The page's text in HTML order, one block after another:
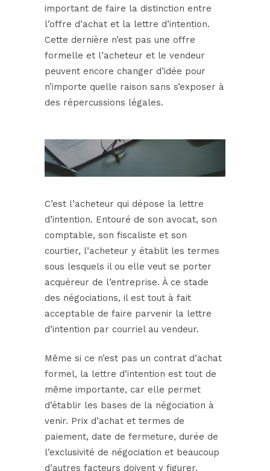
important de faire la distinction entre
l’offre d’achat et la lettre d’intention.
Cette dernière n’est pas une offre
formelle et l’acheteur et le vendeur
peuvent encore changer d’idée pour
n’importe quelle raison sans s’exposer à
des répercussions légales.
C’est l’acheteur qui dépose la lettre
d’intention. Entouré de son avocat, son
comptable, son fiscaliste et son
courtier, l’acheteur y établit les termes
sous lesquels il ou elle veut se porter
acquéreur de l’entreprise. À ce stade
des négociations, il est tout à fait
acceptable de faire parvenir la lettre
d’intention par courriel au vendeur.
Même si ce n’est pas un contrat d’achat
formel, la lettre d’intention est tout de
même importante, car elle permet
d’établir les bases de la négociation à
venir. Prix d’achat et termes de
paiement, date de fermeture, durée de
l’exclusivité de négociation et beaucoup
d’autres facteurs doivent y figurer.